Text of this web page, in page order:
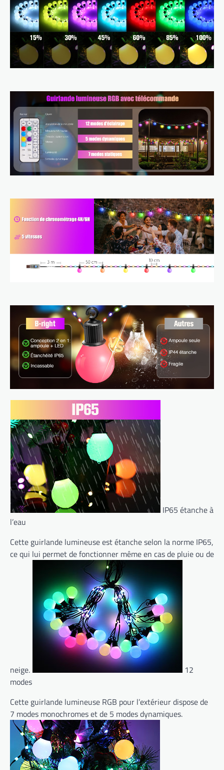
IP65 étanche à
l’eau
Cette guirlande lumineuse est étanche selon la norme IP65,
ce qui lui permet de fonctionner même en cas de pluie ou de
neige.
12
modes
Cette guirlande lumineuse RGB pour l’extérieur dispose de
7 modes monochromes et de 5 modes dynamiques.